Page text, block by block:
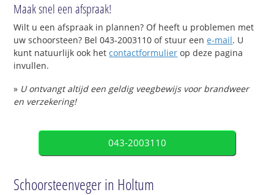
Maak snel een afspraak!
Wilt u een afspraak in plannen? Of heeft u problemen met
uw schoorsteen? Bel 043-2003110 of stuur eene-mail. U
kunt natuurlijk ook hetcontactformulier op deze pagina
invullen.
» U ontvangt altijd een geldig veegbewijs voor brandweer
en verzekering!
043-2003110
Schoorsteenveger in Holtum